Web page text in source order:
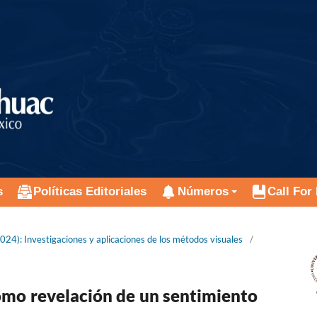
Políticas Editoriales Números Call For
Investigaciones y aplicaciones de los métodos visuales /
revelación de un sentimiento